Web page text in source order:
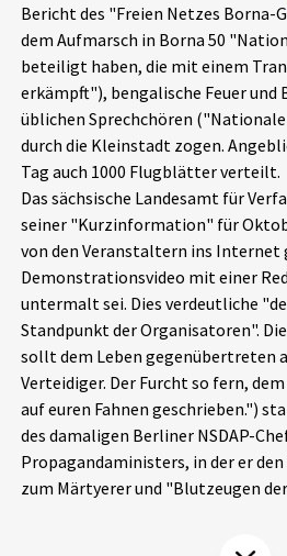
Phänomene
Aktuelles
Alle Beiträge
Veranstaltungen
Pressemitteilungen
Podcasts
Projektbeschreibung
Kontakt
Unterstützer_innen
Spenden
chronik.LE in der Presse
Bericht des "Freien Netzes Borna-
dem Aufmarsch in Borna 50
beteiligt haben, die mit einem
erkämpft"), bengalische Feuer und
üblichen Sprechchören
durch die Kleinstadt zogen.
Tag auch 1000 Flugblätter verteilt.
Das sächsische Landesamt für
seiner "Kurzinformation" für
von den Veranstaltern ins
Demonstrationsvideo mit einer
untermalt sei. Dies verdeutliche
Standpunkt der Organisatoren".
sollt dem Leben gegenübertreten
Verteidiger. Der Furcht so fern,
auf euren Fahnen geschrieben.")
des damaligen Berliner NSDAP-
Propagandaministers, in der er
zum Märtyerer und "Blutzeugen